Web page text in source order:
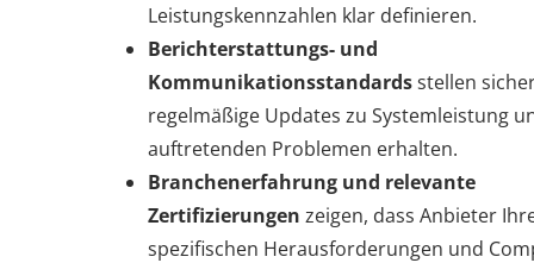
Leistungskennzahlen klar definieren.
Berichterstattungs- und
Kommunikationsstandardsstellen
regelmäßige Updates zu Systemleistung
auftretenden Problemen erhalten.
Branchenerfahrung und relevante
Zertifizierungen zeigen, dass Anbieter
spezifischen Herausforderungen und